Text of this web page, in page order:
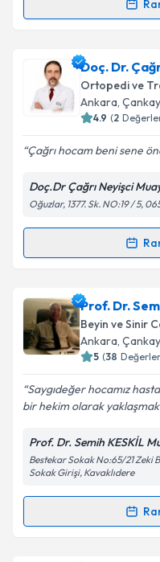
Randevu
Op. Dr. Erkin
oluşturun. Size bu
takvim
Kişisel
Metni'ni
kapsamda
Doç. Dr.
Ortopedi ve
Ankara,
4.9 (2
Çağrı hocam beni sene
Doç.Dr Çağrı Neyişci
Oğuzlar, 1377. Sk. NO:19 / 5,
Randevu
Doç. Dr. Çağrı
oluşturun. Size bu
takvim
Kişisel
Metni'ni
kapsamda
Prof. Dr.
Beyin ve Sinir
Ankara,
5 (38
Saygıdeğer hocamız
bir hekim olarak
Prof. Dr. Semih KESKİL
Bestekar Sokak No:65/21 Zeki
Sokak Girişi, Kavaklıdere
Randevu